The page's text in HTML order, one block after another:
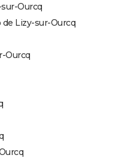
Ourcq
Lizy-sur-Ourcq
Ourcq